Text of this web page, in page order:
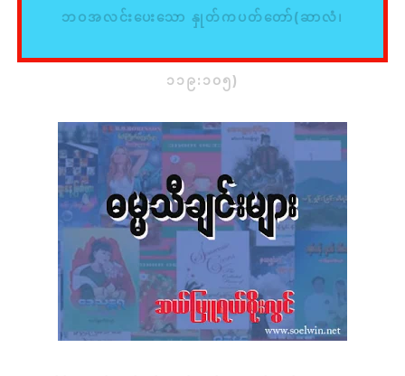
ဘဝအလင်းပေးသော နှုတ်ကပတ်တော်(ဆာလံ၊
၁၁၉:၁၀၅)